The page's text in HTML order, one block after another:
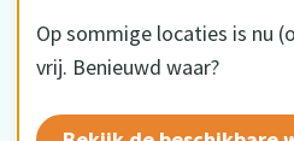
Op sommige locaties is nu
vrij. Benieuwd waar?
HKZ gecertificeerd